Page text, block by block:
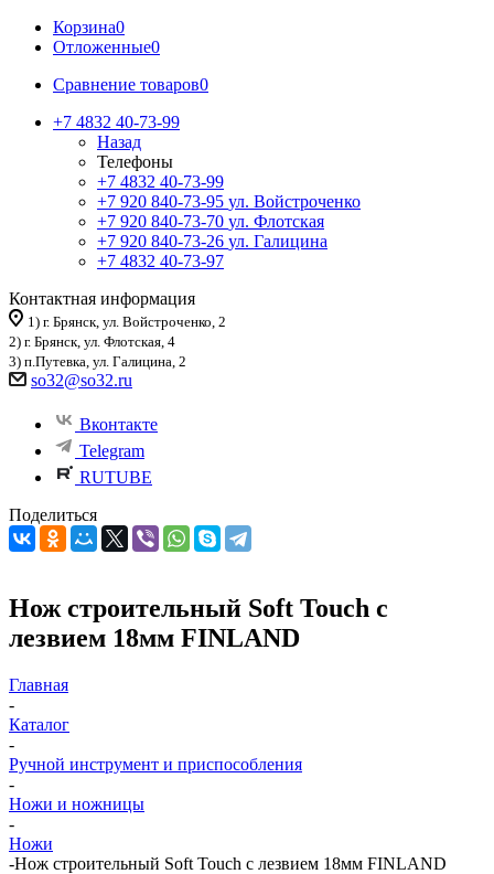
Корзина0
Отложенные0
Сравнение товаров0
+7 4832 40-73-99
Назад
Телефоны
+7 4832 40-73-99
+7 920 840-73-95 ул. Войстроченко
+7 920 840-73-70 ул. Флотская
+7 920 840-73-26 ул. Галицина
+7 4832 40-73-97
Контактная информация
1) г. Брянск, ул. Войстроченко, 2
2) г. Брянск, ул. Флотская, 4
3) п.Путевка, ул. Галицина, 2
so32@so32.ru
Вконтакте
Telegram
RUTUBE
Поделиться
Нож строительный Soft Touch с
лезвием 18мм FINLAND
Главная
-
Каталог
-
Ручной инструмент и приспособления
-
Ножи и ножницы
-
Ножи
-Нож строительный Soft Touch с лезвием 18мм FINLAND